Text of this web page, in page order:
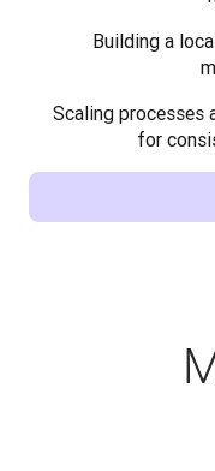
Building a
Scaling processes
for